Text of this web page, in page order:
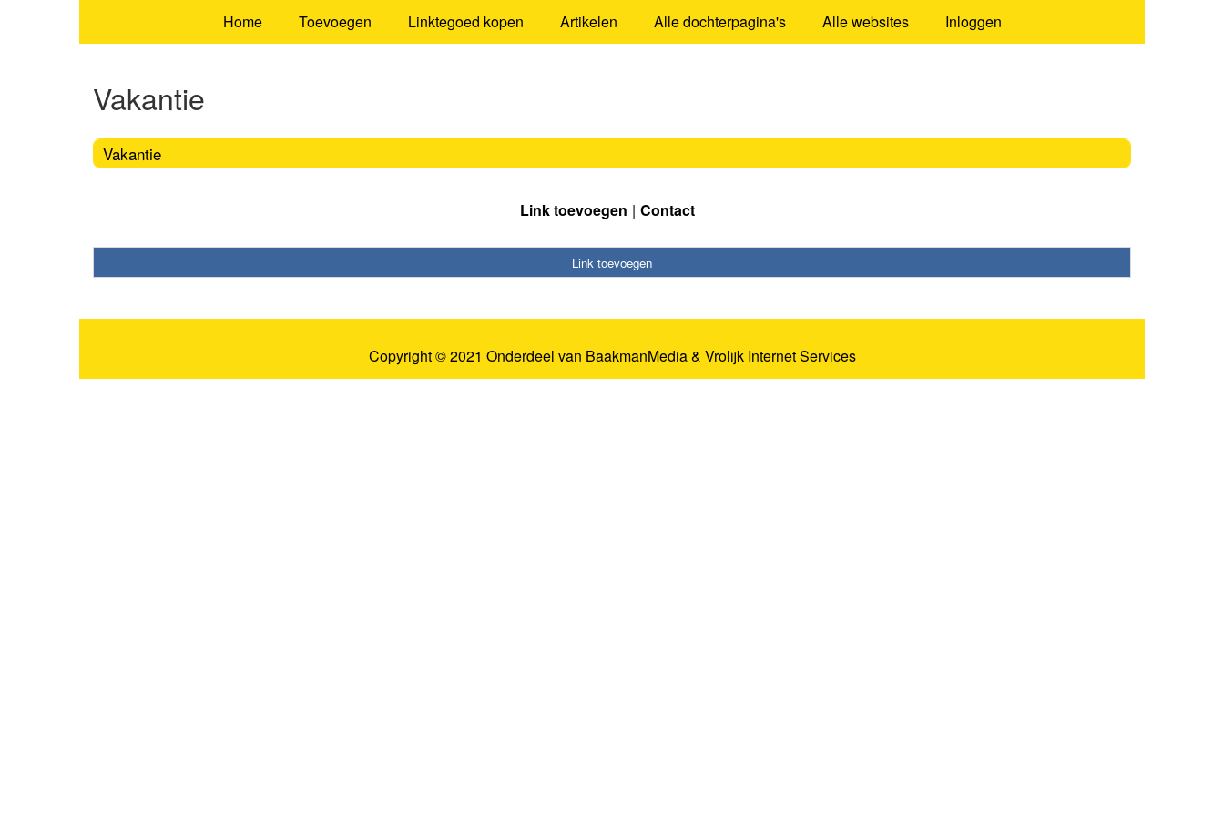
Home Toevoegen Linktegoed kopen Artikelen Alle dochterpagina's Alle websites Inloggen
Vakantie
Vakantie
Link toevoegen Contact
Link toevoegen
Copyright © 2021 Onderdeel van BaakmanMedia& Vrolijk Internet Services